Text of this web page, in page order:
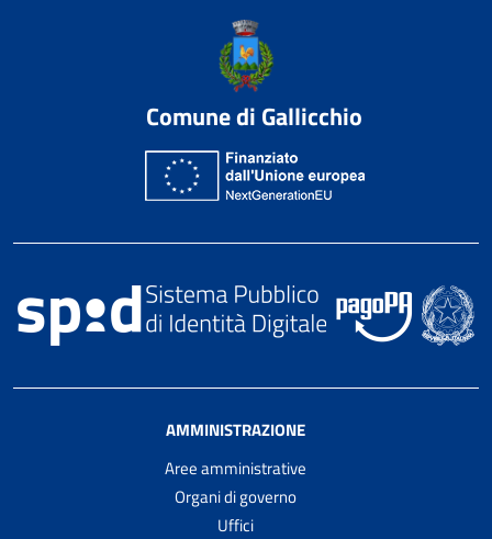
Comune di Gallicchio
AMMINISTRAZIONE
Aree amministrative
Organi di governo
Uffici